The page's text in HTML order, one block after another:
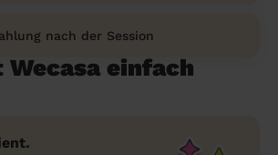
nach der Session
Wecasa einfach